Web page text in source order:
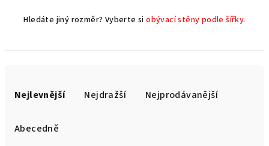
Hledáte jiný rozměr? Vyberte siobývací stěny podle šířky.
Nejlevnější Nejdražší Nejprodávanější
Abecedně